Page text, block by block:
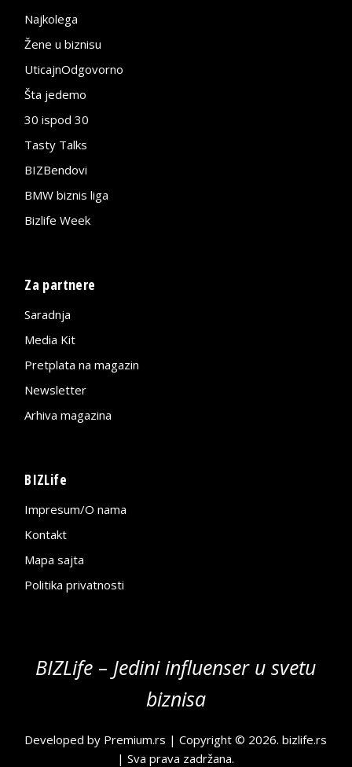
Najkolega
Žene u biznisu
UticajnOdgovorno
Šta jedemo
30 ispod 30
Tasty Talks
BIZBendovi
BMW biznis liga
Bizlife Week
Za partnere
Saradnja
Media Kit
Pretplata na magazin
Newsletter
Arhiva magazina
BIZLife
Impresum/O nama
Kontakt
Mapa sajta
Politika privatnosti
BIZLife – Jedini influenser u svetu
biznisa
Developed by Premium.rs | Copyright © 2026.bizlife.rs
| Sva prava zadržana.